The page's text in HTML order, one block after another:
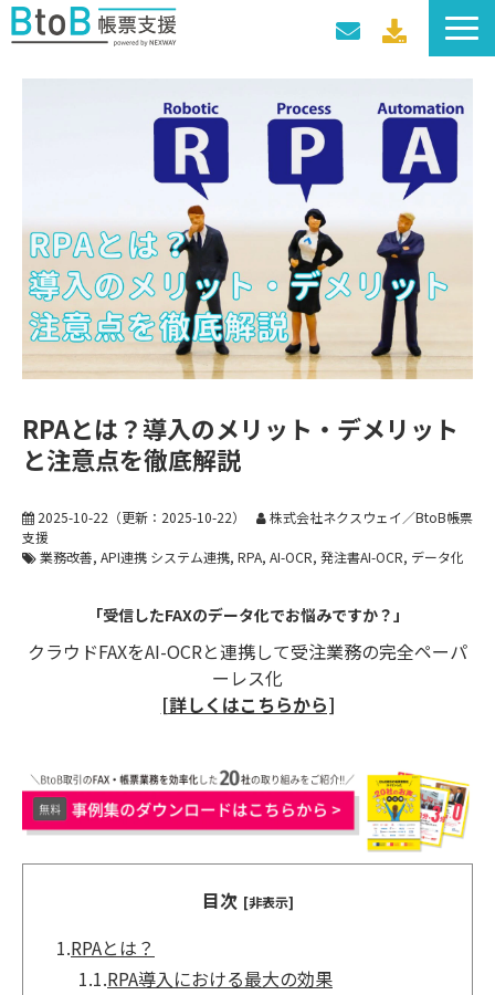
サービス一覧
導入事例
料金プラン
セミナー・イベント
RPAとは？導入のメリット・デメリット
と注意点を徹底解説
2025-10-22 （更新： 2025-10-22）
株式会社ネクスウェイ／BtoB帳票
支援
業務改善 API連携 システム連携 RPA AI-OCR 発注書AI-OCR データ化
「受信したFAXのデータ化でお悩みですか？」
クラウドFAXをAI-OCRと連携して受注業務の完全ペーパ
ーレス化
[詳しくはこちらから]
目次 [非表示]
1.RPAとは？
1.1.RPA導入における最大の効果